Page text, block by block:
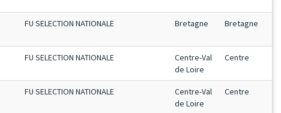
FU SELECTION NATIONALE Bretagne Bretagne
FU SELECTION NATIONALE
Centre-Val
de Loire
Centre
FU SELECTION NATIONALE
Centre-Val
de Loire
Centre